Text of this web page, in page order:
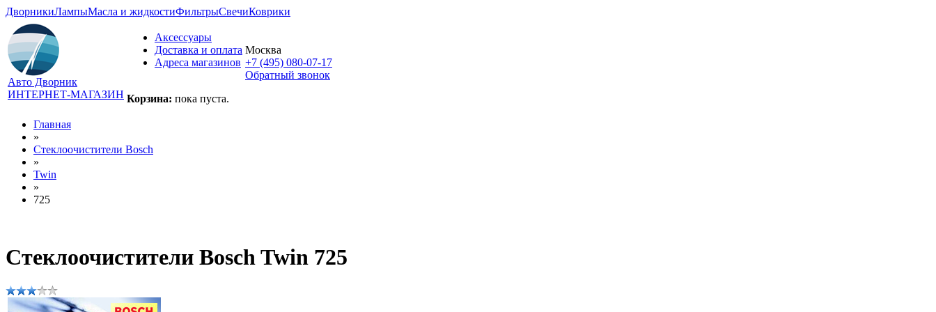
ДворникиЛампыМасла и жидкостиФильтрыСвечиКоврики
Авто Дворник
ИНТЕРНЕТ-МАГАЗИН
Аксессуары
Доставка и оплата
Адреса магазинов
Корзина: пока пуста.
Москва
+7 (495) 080-07-17
Обратный звонок
Главная
»
Стеклоочистители Bosch
»
Twin
»
725
Стеклоочистители Bosch Twin 725